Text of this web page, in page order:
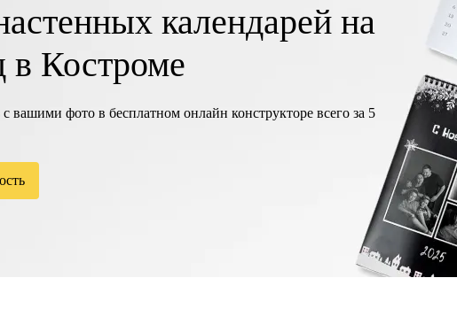
календарей на
в Костроме
с вашими фото в бесплатном онлайн конструкторе всего за 5